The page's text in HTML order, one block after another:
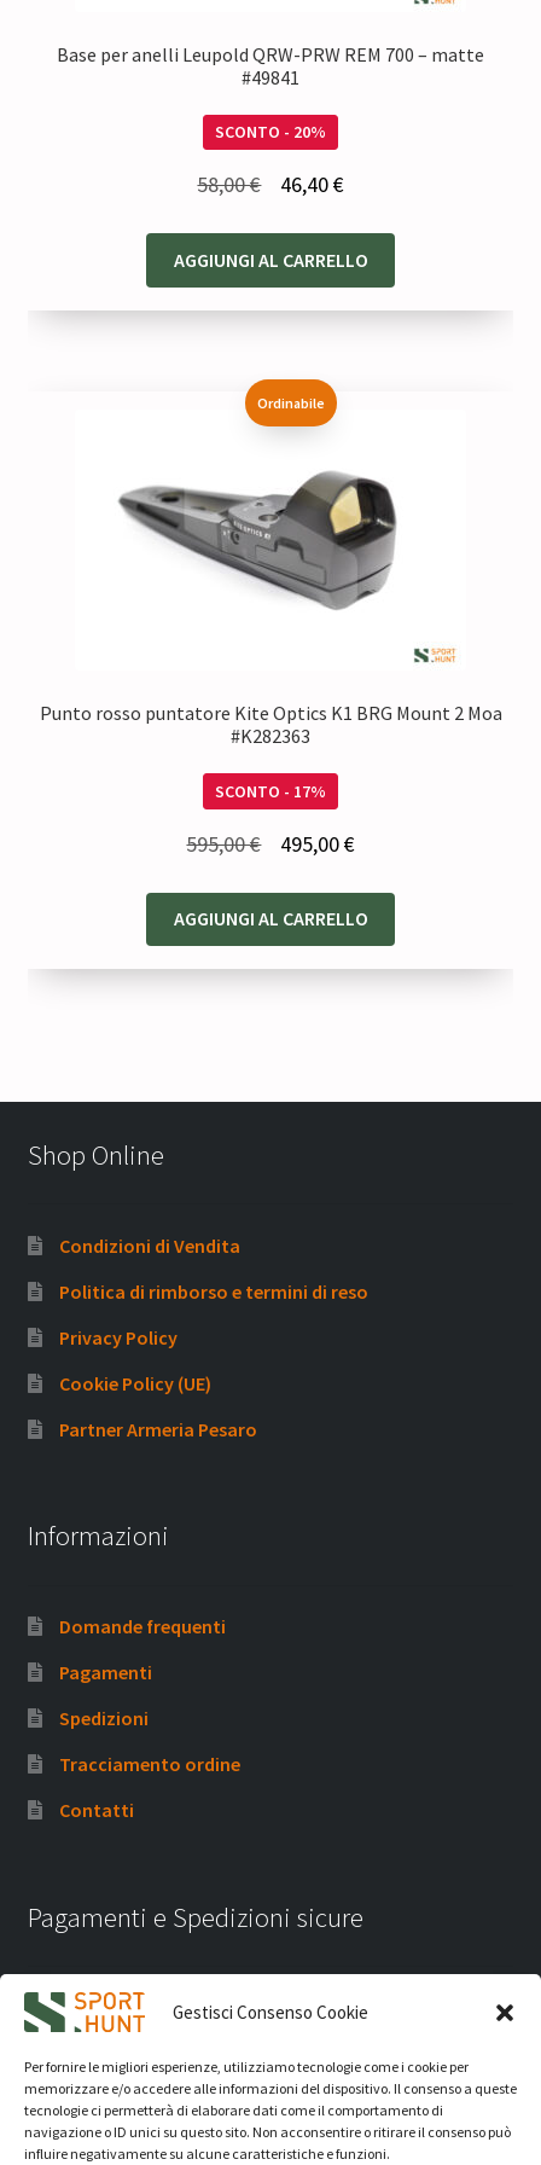
Gestisci Consenso Cookie
Per fornire le migliori esperienze, utilizziamo tecnologie come i cookie per
memorizzare e/o accedere alle informazioni del dispositivo. Il consenso a queste
tecnologie ci permetterà di elaborare dati come il comportamento di
navigazione o ID unici su questo sito. Non acconsentire o ritirare il consenso può
influire negativamente su alcune caratteristiche e funzioni.
Base per anelli Leupold QRW-PRW REM 700 – matte
#49841
SCONTO - 20%
58,00€
originale
era:
46,40€Il
attuale
è:
AGGIUNGI AL CARRELLO
Ordinabile
Punto rosso puntatore Kite Optics K1 BRG Mount 2 Moa
#K282363
SCONTO - 17%
595,00€
originale
era:
495,00€Il
attuale
è:
AGGIUNGI AL CARRELLO
Shop Online
Condizioni di Vendita
Politica di rimborso e termini di reso
Privacy Policy
Cookie Policy (UE)
Partner Armeria Pesaro
Informazioni
Domande frequenti
Pagamenti
Spedizioni
Tracciamento ordine
Contatti
Pagamenti e Spedizioni sicure